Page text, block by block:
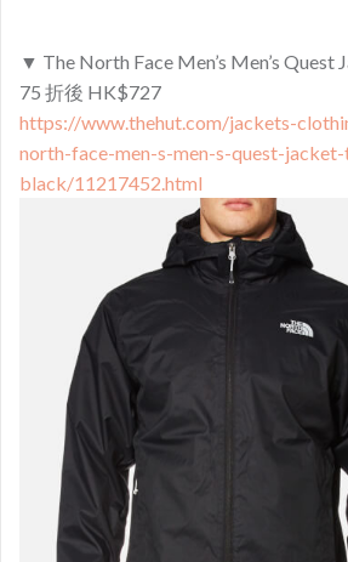
▼ The North Face Men’s Men’s Quest
75 折後 HK$727
https://www.thehut.com/jackets-
north-face-men-s-men-s-quest-
black/11217452.html